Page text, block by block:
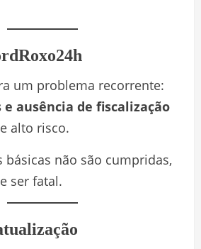
um problema recorrente:
ausência de fiscalização
alto risco.
básicas não são cumpridas,
ser fatal.